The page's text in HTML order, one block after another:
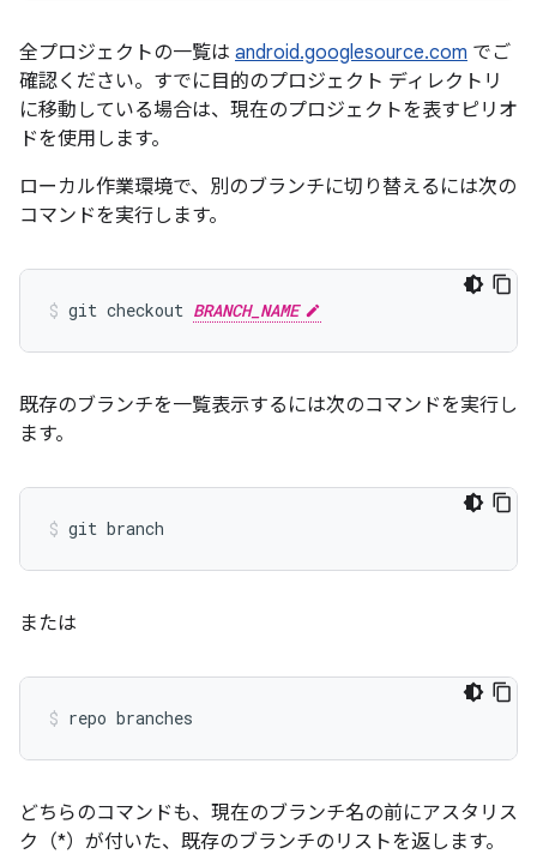
全プロジェクトの一覧は android.googlesource.com でご
確認ください。すでに目的のプロジェクト ディレクトリ
に移動している場合は、現在のプロジェクトを表すピリオ
ドを使用します。
ローカル作業環境で、別のブランチに切り替えるには次の
コマンドを実行します。
git checkout BRANCH_NAME
既存のブランチを一覧表示するには次のコマンドを実行し
ます。
または
どちらのコマンドも、現在のブランチ名の前にアスタリス
ク（*）が付いた、既存のブランチのリストを返します。